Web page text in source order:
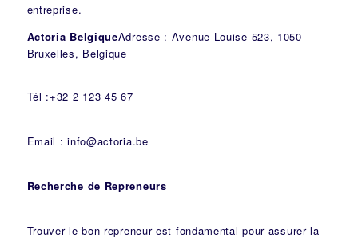
entreprise.
Actoria BelgiqueAdresse : Avenue Louise 523, 1050
Bruxelles, Belgique
Tél :+32 2 123 45 67
Email : info@actoria.be
Recherche de Repreneurs
Trouver le bon repreneur est fondamental pour assurer la